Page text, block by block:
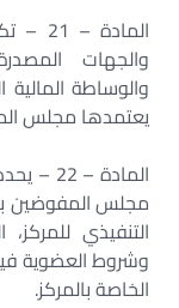
والجهات
والوساطة
يعتمدها مجلس
مجلس المفوضين
التنفيذي
وشروط العضوية فيه
الخاصة بالمركز.